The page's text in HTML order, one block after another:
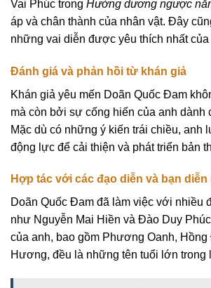
Vai Phúc trong Hướng dương ngược
áp và chân thành của nhân vật. Đây
những vai diễn được yêu thích nhất của
Đánh giá và phản hồi từ khán giả
Khán giả yêu mến Doãn Quốc Đam
mà còn bởi sự cống hiến của anh dành
Mặc dù có những ý kiến trái chiều, anh
động lực để cải thiện và phát triển bản
Hợp tác với các đạo diễn và bạn diễn
Doãn Quốc Đam đã làm việc với nhiều
như Nguyễn Mai Hiền và Đào Duy
của anh, bao gồm Phương Oanh,
Hương, đều là những tên tuổi lớn trong